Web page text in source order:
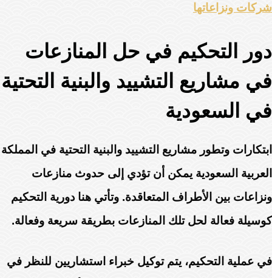
شركات ونزاعاتها
دور التحكيم في حل المنازعات
في مشاريع التشييد والبنية التحتية
في السعودية
ابتكارات وتطور مشاريع التشييد والبنية التحتية في المملكة
العربية السعودية يمكن أن تؤدي إلى حدوث منازعات
ونزاعات بين الأطراف المتعاقدة. وتأتي هنا دورية التحكيم
كوسيلة فعالة لحل تلك المنازعات بطريقة سريعة وفعالة.
في عملية التحكيم، يتم توكيل خبراء استشاريين للنظر في